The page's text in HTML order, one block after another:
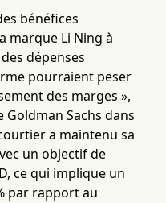
bénéfices
marque Li Ning à
dépenses
pourraient peser
des marges »,
Sachs dans
a maintenu sa
un objectif de
ce qui implique un
par rapport au